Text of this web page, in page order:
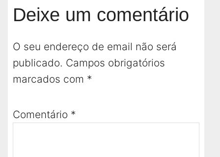
Deixe um comentário
O seu endereço de email não será
publicado. Campos obrigatórios
marcados com *
Comentário *